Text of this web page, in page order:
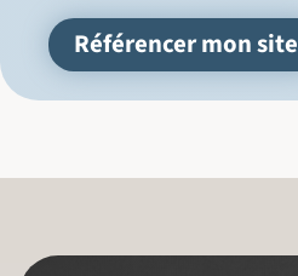
Référencer mon site